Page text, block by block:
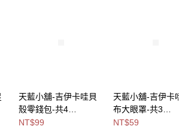
天藍小舖-吉伊卡哇貝
殼零錢包-共4
色-$99【A11115244】
NT$99
天藍小舖-吉伊卡
布大眼罩-共3
色-$59【
NT$59